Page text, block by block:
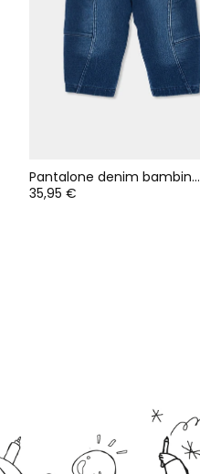
Pantalone denim bambino blu con cordoncino
35,95 €